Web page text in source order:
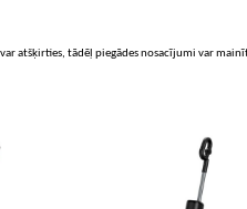
atšķirties, tādēļ piegādes nosacījumi var